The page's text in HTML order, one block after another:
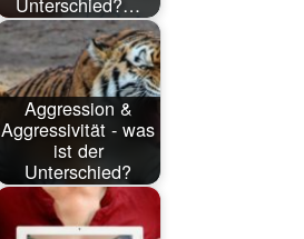
Aggression &
Aggressivität - was
ist der
Unterschied?